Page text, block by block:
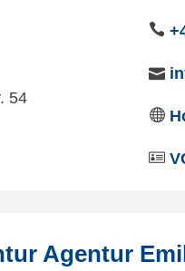
54
Agentur